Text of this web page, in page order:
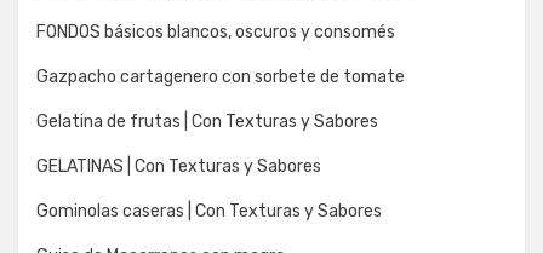
FONDOS básicos blancos, oscuros y consomés
Gazpacho cartagenero con sorbete de tomate
Gelatina de frutas | Con Texturas y Sabores
GELATINAS | Con Texturas y Sabores
Gominolas caseras | Con Texturas y Sabores